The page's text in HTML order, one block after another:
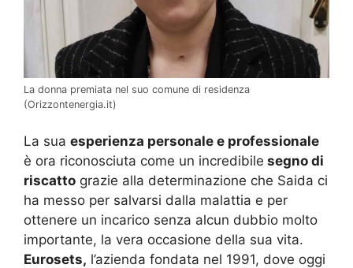
La donna premiata nel suo comune di residenza
(Orizzontenergia.it)
La sua esperienza personale e professionale
è ora riconosciuta come un incredibile segno di
riscatto grazie alla determinazione che Saida ci
ha messo per salvarsi dalla malattia e per
ottenere un incarico senza alcun dubbio molto
importante, la vera occasione della sua vita.
Eurosets, l’azienda fondata nel 1991, dove oggi